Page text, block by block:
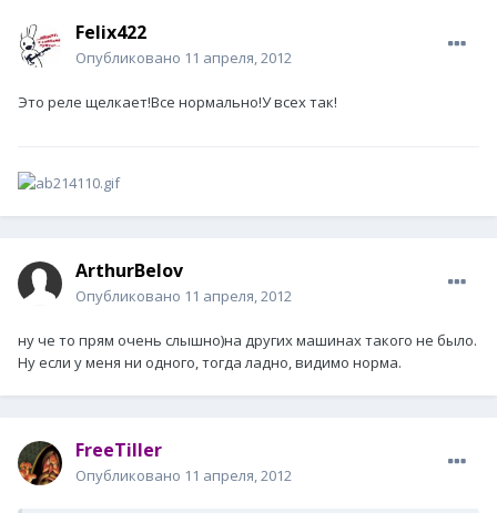
Felix422
Опубликовано 11 апреля, 2012
Это реле щелкает!Все нормально!У всех так!
ArthurBelov
Опубликовано 11 апреля, 2012
ну че то прям очень слышно)на других машинах такого не было.
Ну если у меня ни одного, тогда ладно, видимо норма.
FreeTiller
Опубликовано 11 апреля, 2012